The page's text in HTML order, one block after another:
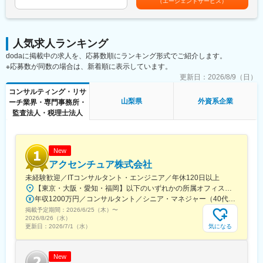
得率は84％、女性比率も30.4％へ増加。離職率が半減し、残業時
間減少等改善が進んでいます。制度面では「18時以降の会議原則
を実施。仕事とプライベートともに充実させ、生産性向上を生む
ツール共有・活用を奨励する等の意識向上に繋がっています。
変更の範囲：会社の定める業務
・情報セキュリティリスク管理策の実施状況の評価（監査）
【研修について】
入社後6か月ほどの研修期間がございます。
また、社内トレーニングが多く、参考書、問題集、受験料も負担
しているので未経験でも早期に学んでいただく環境が整っていま
す。
残業時間：0時間想定です。1人あたりが均等になるように振って
おり、残業しなくても完了する業務設計を行っています。
【勤務地について】
＜日本全国内で居住地選択が可能！※要申請＞
ロケーションフレキシビリティの適応ポジションとなり、「申請
性」で通過した方のみ、適応可能となります。
応募時に上記制度希望であることをお伝えいただき、その後申請
＊ロケーションフレキシビリティ制度は、勤務地から通勤圏内へ
人気求人ランキング
dodaに掲載中の求人を、応募数順にランキング形式でご紹介します。
※応募数が同数の場合は、新着順に表示しています。
更新日： 2026/8/9（日）
コンサルティング・リサ
ーチ業界・専門事務所・
監査法人・税理士法人
山梨県 外資系企業
New
アクセンチュア株式会社
未経験歓迎／ITコンサルタント・エンジニア／年休120日以上
【東京・大阪・愛知・福岡】以下のいずれかの所属オフィスもしくは各エリアのプロジェクト先 所属オフィス：■赤坂インターシティ■関西オフィス■アクセンチュア・アドバンスト・テクノロジーセンター名古屋■福岡オフィス※詳細は勤務地一覧よりご覧いただけます。※所属オフィスを問わずプロジェクトにより、国内出張、海外出張の可能性があります【魅力ポイント│世界の知恵を活用】世界中のベストプラクティスがデータベースに集約されており、数多くの事例や社員の知恵を活用できます。日本では前例のない案件でも、世界各国の社員からオンライン・オフライン（海外出張）問わず、気軽にアドバイスを受けることができます。★ この求人のPOINT ★￣￣V￣￣￣￣￣￣￣￣￣＃世界約78万人規模の大手基盤で安定性◎若手から裁量大きく挑戦・成長できる環境＃土日祝休／連続5日以上の休暇取得も可能！／フルフレックス（コアタイムなし）＃コンサル・IT未経験者向けの手厚い研修◎／メンター制度もあるため安心してチャレンジOK！
年収1200万円／コンサルタント／シニア・マネジャー（40代） 年収1000万円／テクノロジーアーキテクト（30代）
掲載予定期間： 2026/6/25（木） 〜
2026/8/26（水）
更新日： 2026/7/1（水） 気になる
New